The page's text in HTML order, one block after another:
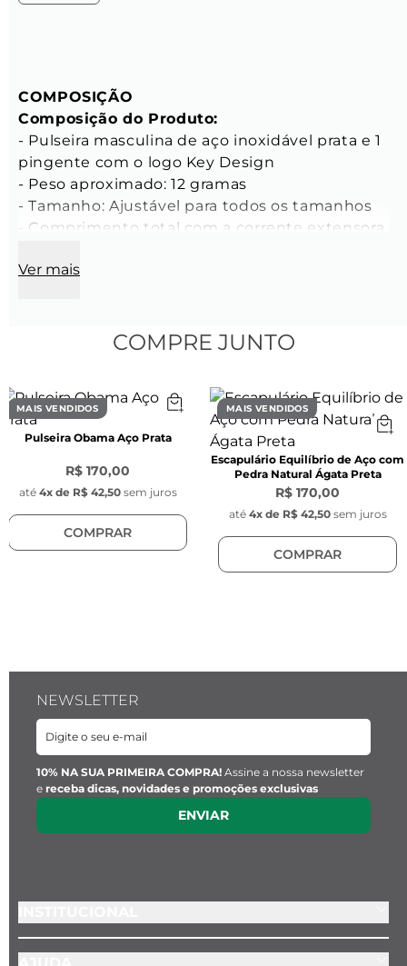
COMPOSIÇÃO
Composição do Produto:
- Pulseira masculina de aço inoxidável prata e 1
pingente com o logo Key Design
- Peso aproximado: 12 gramas
- Tamanho: Ajustável para todos os tamanhos
- Comprimento total com a corrente extensora
- Compriment do elo: 6 mm
- Cor: Prata
- Material: Aço inoxidável
- Modelo: Grãos de Café ( elos ovais e
entrelaçados)
- Fecho: Lagosta de aço inoxidável na cor prata
- Corrente extensora de aço inoxidável na cor
prata 3mm de espessura
Características do Pingente Key Design:
- Material: Aço inoxidável
- Posição do pingente: Fixo no fecho
Ver mais
COMPRE JUNTO
MAIS VENDIDOS
Pulseira Obama Aço Prata
R$ 170,00
até 4x de R$ 42,50 sem juros
COMPRAR
MAIS VENDIDOS
Escapulário Equilíbrio de Aço com
Pedra Natural Ágata Preta
R$ 170,00
até 4x de R$ 42,50 sem juros
COMPRAR
NEWSLETTER
10% NA SUA PRIMEIRA COMPRA! Assine a nossa newsletter
e receba dicas, novidades e promoções exclusivas
ENVIAR